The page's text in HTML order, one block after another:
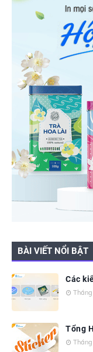
BÀI VIẾT NỔI BẬT
Các
Tổng